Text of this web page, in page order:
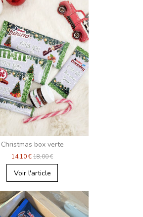
Christmas box verte
14,10 € 18,00 €
Voir l'article